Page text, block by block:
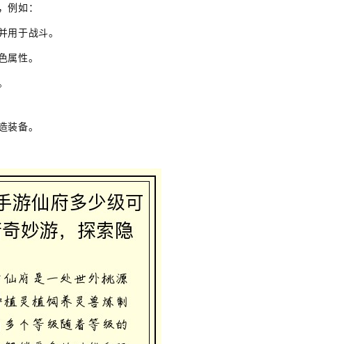
例如：
用于战斗。
属性。
装备。